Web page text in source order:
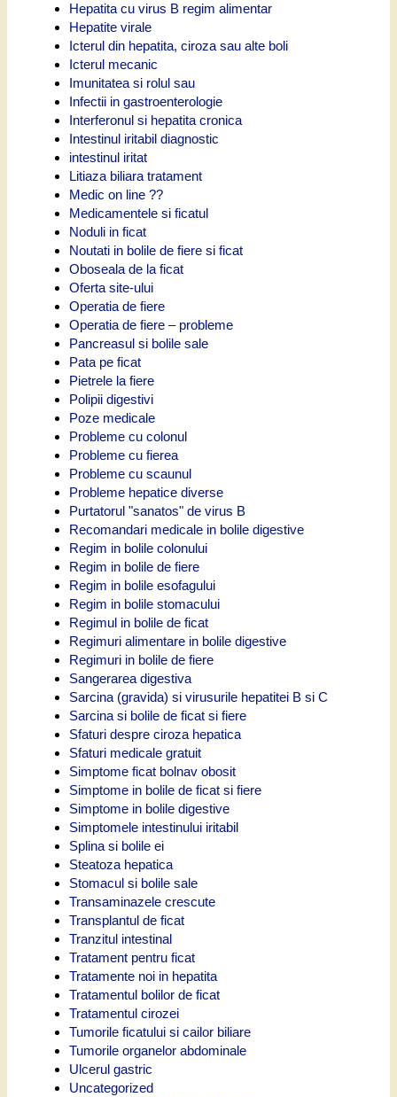
Hepatita cu virus B regim alimentar
Hepatite virale
Icterul din hepatita, ciroza sau alte boli
Icterul mecanic
Imunitatea si rolul sau
Infectii in gastroenterologie
Interferonul si hepatita cronica
Intestinul iritabil diagnostic
intestinul iritat
Litiaza biliara tratament
Medic on line ??
Medicamentele si ficatul
Noduli in ficat
Noutati in bolile de fiere si ficat
Oboseala de la ficat
Oferta site-ului
Operatia de fiere
Operatia de fiere – probleme
Pancreasul si bolile sale
Pata pe ficat
Pietrele la fiere
Polipii digestivi
Poze medicale
Probleme cu colonul
Probleme cu fierea
Probleme cu scaunul
Probleme hepatice diverse
Purtatorul "sanatos" de virus B
Recomandari medicale in bolile digestive
Regim in bolile colonului
Regim in bolile de fiere
Regim in bolile esofagului
Regim in bolile stomacului
Regimul in bolile de ficat
Regimuri alimentare in bolile digestive
Regimuri in bolile de fiere
Sangerarea digestiva
Sarcina (gravida) si virusurile hepatitei B si C
Sarcina si bolile de ficat si fiere
Sfaturi despre ciroza hepatica
Sfaturi medicale gratuit
Simptome ficat bolnav obosit
Simptome in bolile de ficat si fiere
Simptome in bolile digestive
Simptomele intestinului iritabil
Splina si bolile ei
Steatoza hepatica
Stomacul si bolile sale
Transaminazele crescute
Transplantul de ficat
Tranzitul intestinal
Tratament pentru ficat
Tratamente noi in hepatita
Tratamentul bolilor de ficat
Tratamentul cirozei
Tumorile ficatului si cailor biliare
Tumorile organelor abdominale
Ulcerul gastric
Uncategorized